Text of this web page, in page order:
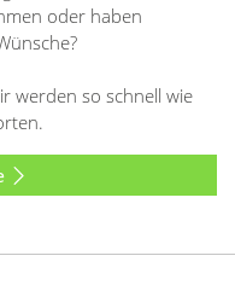
oder haben
werden so schnell wie